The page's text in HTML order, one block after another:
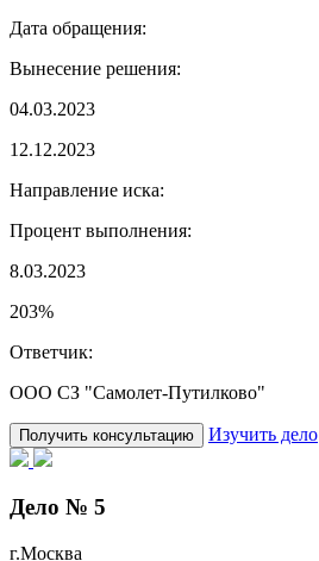
Дата обращения:
Вынесение решения:
04.03.2023
12.12.2023
Направление иска:
Процент выполнения:
8.03.2023
203%
Ответчик:
ООО СЗ "Самолет-Путилково"
Получить консультацию Изучить дело
Дело № 5
г.Москва